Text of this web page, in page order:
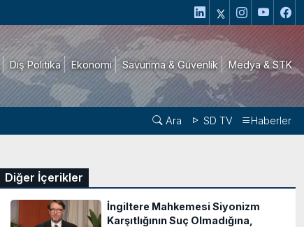
Dış Politika Ekonomi Savunma & Güvenlik Medya & STK
Ara SD TV Haberler
Diğer İçerikler
İngiltere Mahkemesi Siyonizm
Karşıtlığının Suç Olmadığına,